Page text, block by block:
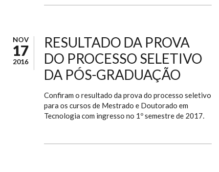
NOV
17
2016
RESULTADO DA PROVA
DO PROCESSO SELETIVO
DA PÓS-GRADUAÇÃO
Confiram o resultado da prova do processo seletivo
para os cursos de Mestrado e Doutorado em
Tecnologia com ingresso no 1º semestre de 2017.